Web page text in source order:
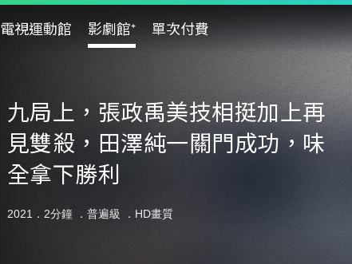
電視運動館 影劇館⁺ 單次付費
九局上，張政禹美技相挺加上再
見雙殺，田澤純一關門成功，味
全拿下勝利
2021．2分鐘 ． 普遍級 ．HD畫質